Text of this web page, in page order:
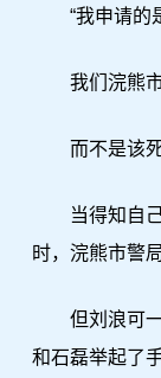
“我申请的是
我们浣熊市
而不是该死
当得知自己
时，浣熊市警
但刘浪可一
和石磊举起了